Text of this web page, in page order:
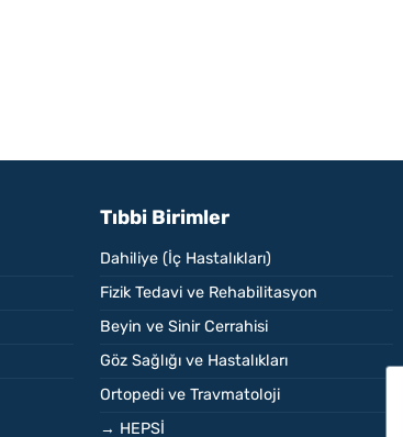
Tıbbi Birimler
Dahiliye (İç Hastalıkları)
Fizik Tedavi ve Rehabilitasyon
Beyin ve Sinir Cerrahisi
Göz Sağlığı ve Hastalıkları
Ortopedi ve Travmatoloji
→ HEPSİ